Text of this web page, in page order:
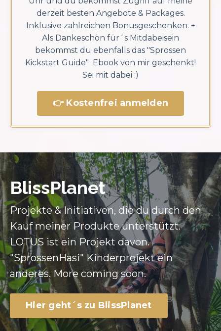
derzeit besten Angebote & Packages.
Inklusive zahlreichen Bonusgeschenken. +
Als Dankeschön für´s Mitdabeisein
bekommst du ebenfalls das "Sprossen
Kickstart Guide" Ebook von mir geschenkt!
Sei mit dabei :)
👉 Kostenfrei anmelden
BlissPlanet
Projekte & Initiativen, die du durch den
Kauf meiner Produkte unterstützt.
LOTUS ist ein Projekt davon.
"SprossenHasi" Kinderprojekt ein
anderes. More coming soon.
Hier geht´s zu BlissPlanet